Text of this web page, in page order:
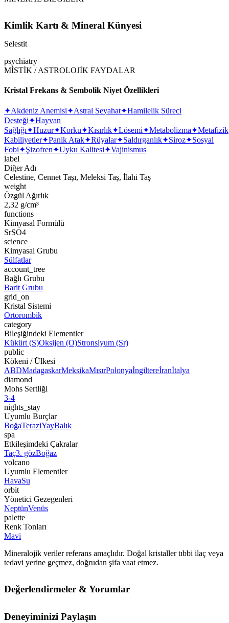
Kimlik Kartı & Mineral Künyesi
Selestit
psychiatry
MİSTİK / ASTROLOJİK FAYDALAR
Kristal Frekans & Sembolik Niyet Özellikleri
✦Akdeniz Anemisi✦Astral Seyahat✦Hamilelik Süreci
Desteği✦Hayvan
Sağlığı✦Huzur✦Korku✦Kısırlık✦Lösemi✦Metabolizma✦Metafizik
Kabiliyetler✦Panik Atak✦Rüyalar✦Saldırganlık✦Siroz✦Sosyal
Fobi✦Şizofren✦Uyku Kalitesi✦Vajinismus
label
Diğer Adı
Celestine, Cennet Taşı, Meleksi Taş, İlahi Taş
weight
Özgül Ağırlık
2,32 g/cm³
functions
Kimyasal Formülü
SrSO4
science
Kimyasal Grubu
Sülfatlar
account_tree
Bağlı Grubu
Barit Grubu
grid_on
Kristal Sistemi
Ortorombik
category
Bileşiğindeki Elementler
Kükürt (S)Oksijen (O)Stronsiyum (Sr)
public
Kökeni / Ülkesi
ABDMadagaskarMeksikaMısırPolonyaİngiltereİranİtalya
diamond
Mohs Sertliği
3-4
nights_stay
Uyumlu Burçlar
BoğaTeraziYayBalık
spa
Etkileşimdeki Çakralar
Taç3. gözBoğaz
volcano
Uyumlu Elementler
HavaSu
orbit
Yönetici Gezegenleri
NeptünVenüs
palette
Renk Tonları
Mavi
Mineralojik veriler referans amaçlıdır. Doğal kristaller tıbbi ilaç veya
tedavi yerine geçmez, doğrudan şifa vaat etmez.
Değerlendirmeler & Yorumlar
Deneyiminizi Paylaşın